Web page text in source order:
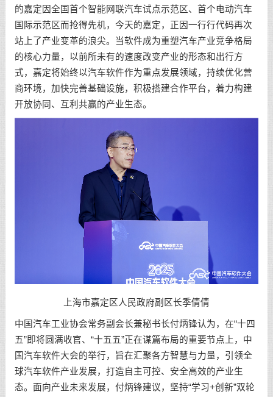
的嘉定因全国首个智能网联汽车试点示范区、首个电动汽车
国际示范区而抢得先机，今天的嘉定，正因一行行代码再次
站上了产业变革的浪尖。当软件成为重塑汽车产业竞争格局
的核心力量，以前所未有的速度改变产业的形态和出行方
式，嘉定将始终以汽车软件作为重点发展领域，持续优化营
商环境，加快完善基础设施，积极搭建合作平台，着力构建
开放协同、互利共赢的产业生态。
上海市嘉定区人民政府副区长季倩倩
中国汽车工业协会常务副会长兼秘书长付炳锋认为，在“十四
五”即将圆满收官、“十五五”正在谋篇布局的重要节点上，中
国汽车软件大会的举行，旨在汇聚各方智慧与力量，引领全
球汽车软件产业发展，打造自主可控、安全高效的产业生
态。面向产业未来发展，付炳锋建议，坚持“学习+创新”双轮